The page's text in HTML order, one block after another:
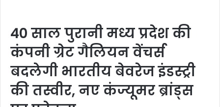
40 साल पुरानी मध्य प्रदेश की
कंपनी ग्रेट गैलियन वेंचर्स
बदलेगी भारतीय बेवरेज इंडस्ट्री
की तस्वीर, नए कंज्यूमर ब्रांड्स